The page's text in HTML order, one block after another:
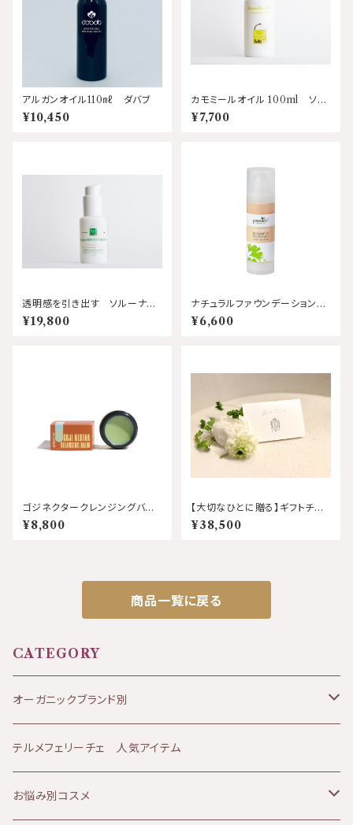
アルガンオイル110㎖ ダバブ
¥10,450
カモミールオイル 100ml ソル
ーナ
¥7,700
透明感を引き出す ソルーナセ
ーラム 50㎖ ソルーナ
¥19,800
ナチュラルファウンデーション（ラ
イト） 30㎖ プロヴィダ
¥6,600
ゴジネクタークレンジングバー
ム 50ｇ アーブアポセカリー
¥8,800
【大切なひとに贈る】ギフトチケ
ット エフォートレスボディ＆フ
ェイシャル120分
¥38,500
商品一覧に戻る
CATEGORY
オーガニックブランド別
JANESCE（ジャネス）
ATHANOR（アタノール）
テルメフェリーチェ 人気アイテム
お悩み別コスメ